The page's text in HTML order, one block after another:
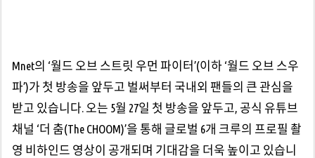
Mnet의 ‘월드 오브 스트릿 우먼 파이터’(이하 ‘월드 오브 스우
파’)가 첫 방송을 앞두고 벌써부터 국내외 팬들의 큰 관심을
받고 있습니다. 오는 5월 27일 첫 방송을 앞두고, 공식 유튜브
채널 ‘더 춤(The CHOOM)’을 통해 글로벌 6개 크루의 프로필 촬
영 비하인드 영상이 공개되며 기대감을 더욱 높이고 있습니